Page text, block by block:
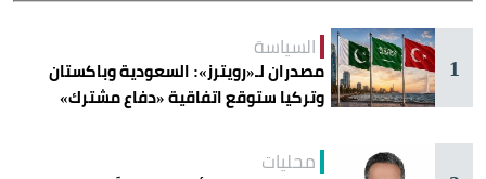
1
السياسة
مصدران لـ«رويترز»: السعودية وباكستان
وتركيا ستوقع اتفاقية «دفاع مشترك»
محليات